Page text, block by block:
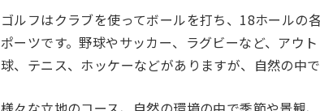
ゴルフはクラブを使ってボールを打ち、18ホールの
ポーツです。野球やサッカー、ラグビーなど、アウ
球、テニス、ホッケーなどがありますが、自然の中